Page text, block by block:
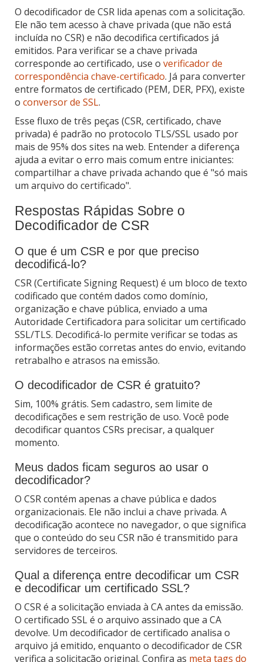
O decodificador de CSR lida apenas com a solicitação.
Ele não tem acesso à chave privada (que não está
incluída no CSR) e não decodifica certificados já
emitidos. Para verificar se a chave privada
corresponde ao certificado, use o verificador de
correspondência chave-certificado. Já para converter
entre formatos de certificado (PEM, DER, PFX), existe
o conversor de SSL.
Esse fluxo de três peças (CSR, certificado, chave
privada) é padrão no protocolo TLS/SSL usado por
mais de 95% dos sites na web. Entender a diferença
ajuda a evitar o erro mais comum entre iniciantes:
compartilhar a chave privada achando que é "só mais
um arquivo do certificado".
Respostas Rápidas Sobre o
Decodificador de CSR
O que é um CSR e por que preciso
decodificá-lo?
CSR (Certificate Signing Request) é um bloco de texto
codificado que contém dados como domínio,
organização e chave pública, enviado a uma
Autoridade Certificadora para solicitar um certificado
SSL/TLS. Decodificá-lo permite verificar se todas as
informações estão corretas antes do envio, evitando
retrabalho e atrasos na emissão.
O decodificador de CSR é gratuito?
Sim, 100% grátis. Sem cadastro, sem limite de
decodificações e sem restrição de uso. Você pode
decodificar quantos CSRs precisar, a qualquer
momento.
Meus dados ficam seguros ao usar o
decodificador?
O CSR contém apenas a chave pública e dados
organizacionais. Ele não inclui a chave privada. A
decodificação acontece no navegador, o que significa
que o conteúdo do seu CSR não é transmitido para
servidores de terceiros.
Qual a diferença entre decodificar um CSR
e decodificar um certificado SSL?
O CSR é a solicitação enviada à CA antes da emissão.
O certificado SSL é o arquivo assinado que a CA
devolve. Um decodificador de certificado analisa o
arquivo já emitido, enquanto o decodificador de CSR
verifica a solicitação original. Confira as meta tags do